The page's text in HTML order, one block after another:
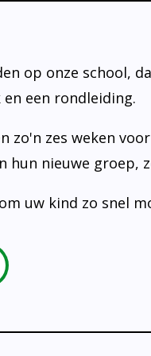
op onze school,
een rondleiding.
zo'n zes weken
hun nieuwe groep,
uw kind zo snel